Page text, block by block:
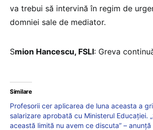
va trebui să intervină în regim de
domniei sale de mediator.
Smion Hancescu, FSLI: Greva
Similare
Profesorii cer aplicarea de luna aceasta a
salarizare aprobată cu Ministerul Educației.
această limită nu avem ce discuta” – anunță